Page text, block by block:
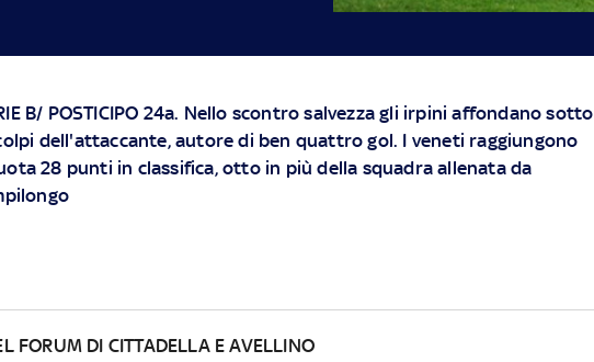
B/ POSTICIPO 24a. Nello scontro salvezza gli irpini affondano sotto
dell'attaccante, autore di ben quattro gol. I veneti raggiungono
28 punti in classifica, otto in più della squadra allenata da
FORUM DI CITTADELLA E AVELLINO